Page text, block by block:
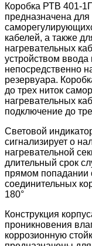
Коробка РТВ 401-
предназначена
кабелей, а также
нагревательных
устройством ввода
непосредственно
резервуара.
до трех ниток
нагревательных
подключение до
Световой
сигнализирует о
нагревательной
длительный срок
прямом попадании
соединительных
180°
Конструкция
проникновения
коррозионную